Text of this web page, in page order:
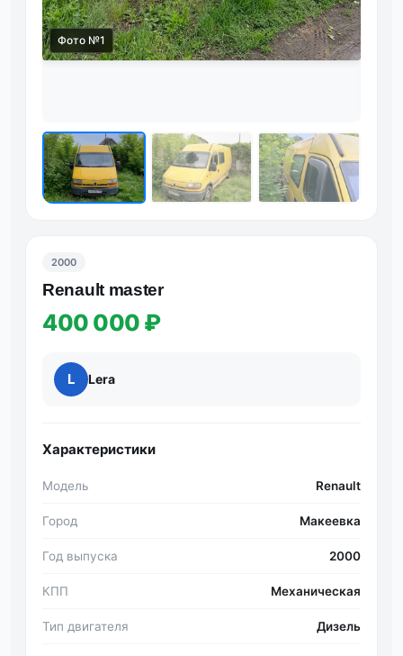
Фото №1
2000
Renault master
400 000 ₽
L Lera
Характеристики
Модель Renault
Город Макеевка
Год выпуска 2000
КПП Механическая
Тип двигателя Дизель